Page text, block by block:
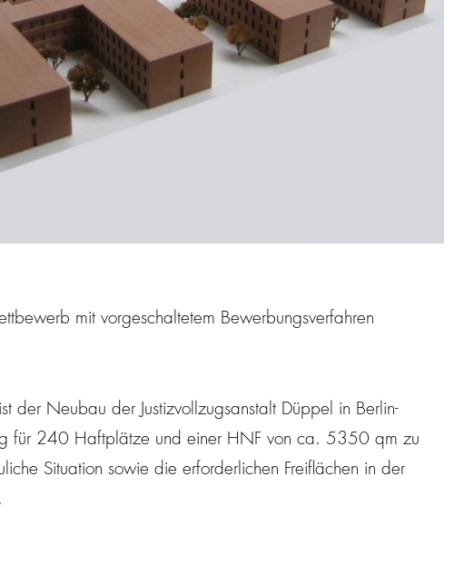
mit vorgeschaltetem Bewerbungsverfahren
der Neubau der Justizvollzugsanstalt Düppel in Berlin-
für 240 Haftplätze und einer HNF von ca. 5350 qm zu
Situation sowie die erforderlichen Freiflächen in der